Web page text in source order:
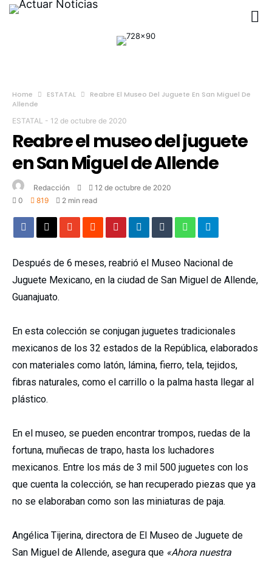
Home ESTATAL
Reabre El Museo Del Juguete En San Miguel De
Allende
ESTATAL - 12 de octubre de 2020
Reabre el museo del juguete
en San Miguel de Allende
Redacción
12 de octubre de 2020
0
819 2 min read
Después de 6 meses, reabrió el Museo Nacional de
Juguete Mexicano, en la ciudad de San Miguel de Allende,
Guanajuato.
En esta colección se conjugan juguetes tradicionales
mexicanos de los 32 estados de la República, elaborados
con materiales como latón, lámina, fierro, tela, tejidos,
fibras naturales, como el carrillo o la palma hasta llegar al
plástico.
En el museo, se pueden encontrar trompos, ruedas de la
fortuna, muñecas de trapo, hasta los luchadores
mexicanos. Entre los más de 3 mil 500 juguetes con los
que cuenta la colección, se han recuperado piezas que ya
no se elaboraban como son las miniaturas de paja.
Angélica Tijerina, directora de El Museo de Juguete de
San Miguel de Allende, asegura que «Ahora nuestra